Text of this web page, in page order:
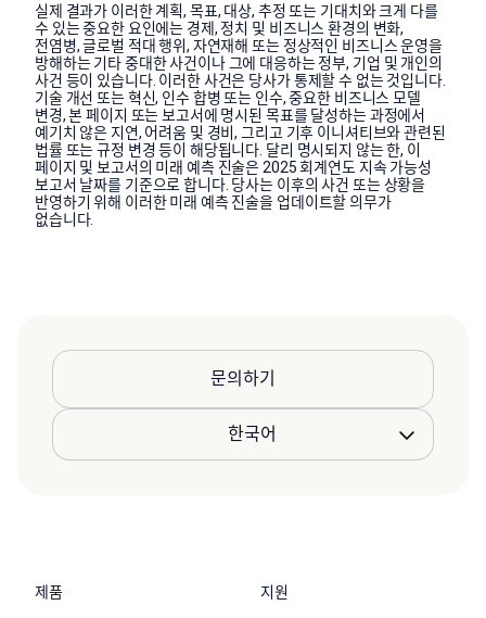
실제 결과가 이러한 계획, 목표, 대상, 추정 또는 기대치와 크게 다를
수 있는 중요한 요인에는 경제, 정치 및 비즈니스 환경의 변화,
전염병, 글로벌 적대 행위, 자연재해 또는 정상적인 비즈니스 운영을
방해하는 기타 중대한 사건이나 그에 대응하는 정부, 기업 및 개인의
사건 등이 있습니다. 이러한 사건은 당사가 통제할 수 없는 것입니다.
기술 개선 또는 혁신, 인수 합병 또는 인수, 중요한 비즈니스 모델
변경, 본 페이지 또는 보고서에 명시된 목표를 달성하는 과정에서
예기치 않은 지연, 어려움 및 경비, 그리고 기후 이니셔티브와 관련된
법률 또는 규정 변경 등이 해당됩니다. 달리 명시되지 않는 한, 이
페이지 및 보고서의 미래 예측 진술은 2025 회계연도 지속 가능성
보고서 날짜를 기준으로 합니다. 당사는 이후의 사건 또는 상황을
반영하기 위해 이러한 미래 예측 진술을 업데이트할 의무가
없습니다.
문의하기
제품 지원